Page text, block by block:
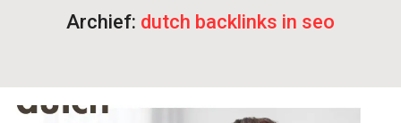
Archief: dutch backlinks in seo